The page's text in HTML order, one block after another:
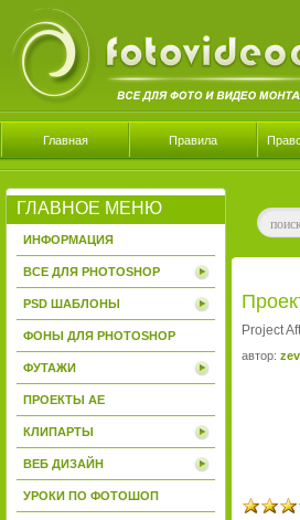
Главная Правила
ГЛАВНОЕ МЕНЮ
ИНФОРМАЦИЯ
ВСЕ ДЛЯ PHOTOSHOP
PSD ШАБЛОНЫ
ФОНЫ ДЛЯ PHOTOSHOP
ФУТАЖИ
ПРОЕКТЫ AE
КЛИПАРТЫ
ВЕБ ДИЗАЙН
УРОКИ ПО ФОТОШОП
Project
автор: